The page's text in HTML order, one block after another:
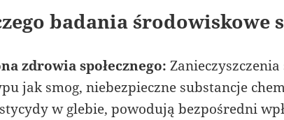
badania środowiskowe
zdrowia społecznego:
jak smog, niebezpieczne substancje
w glebie, powodują bezpośredni